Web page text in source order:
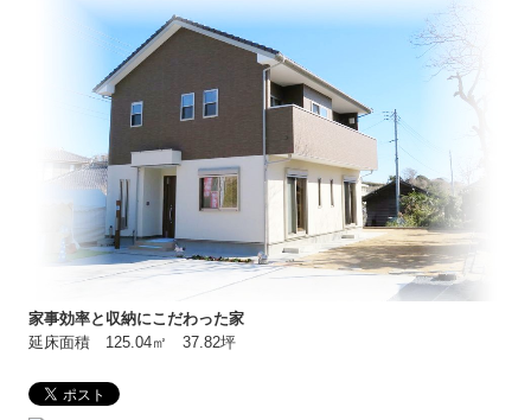
家事効率と収納にこだわった家
延床面積 125.04㎡ 37.82坪